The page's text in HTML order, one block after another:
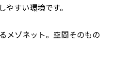
すい環境です。
メゾネット。空間そのもの